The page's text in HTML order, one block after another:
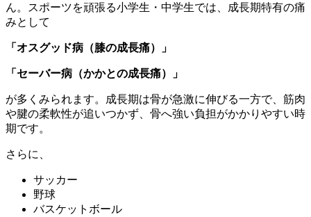
ん。スポーツを頑張る小学生・中学生では、成長期特有の痛
みとして
「オスグッド病（膝の成長痛）」
「セーバー病（かかとの成長痛）」
が多くみられます。成長期は骨が急激に伸びる一方で、筋肉
や腱の柔軟性が追いつかず、骨へ強い負担がかかりやすい時
期です。
さらに、
サッカー
野球
バスケットボール